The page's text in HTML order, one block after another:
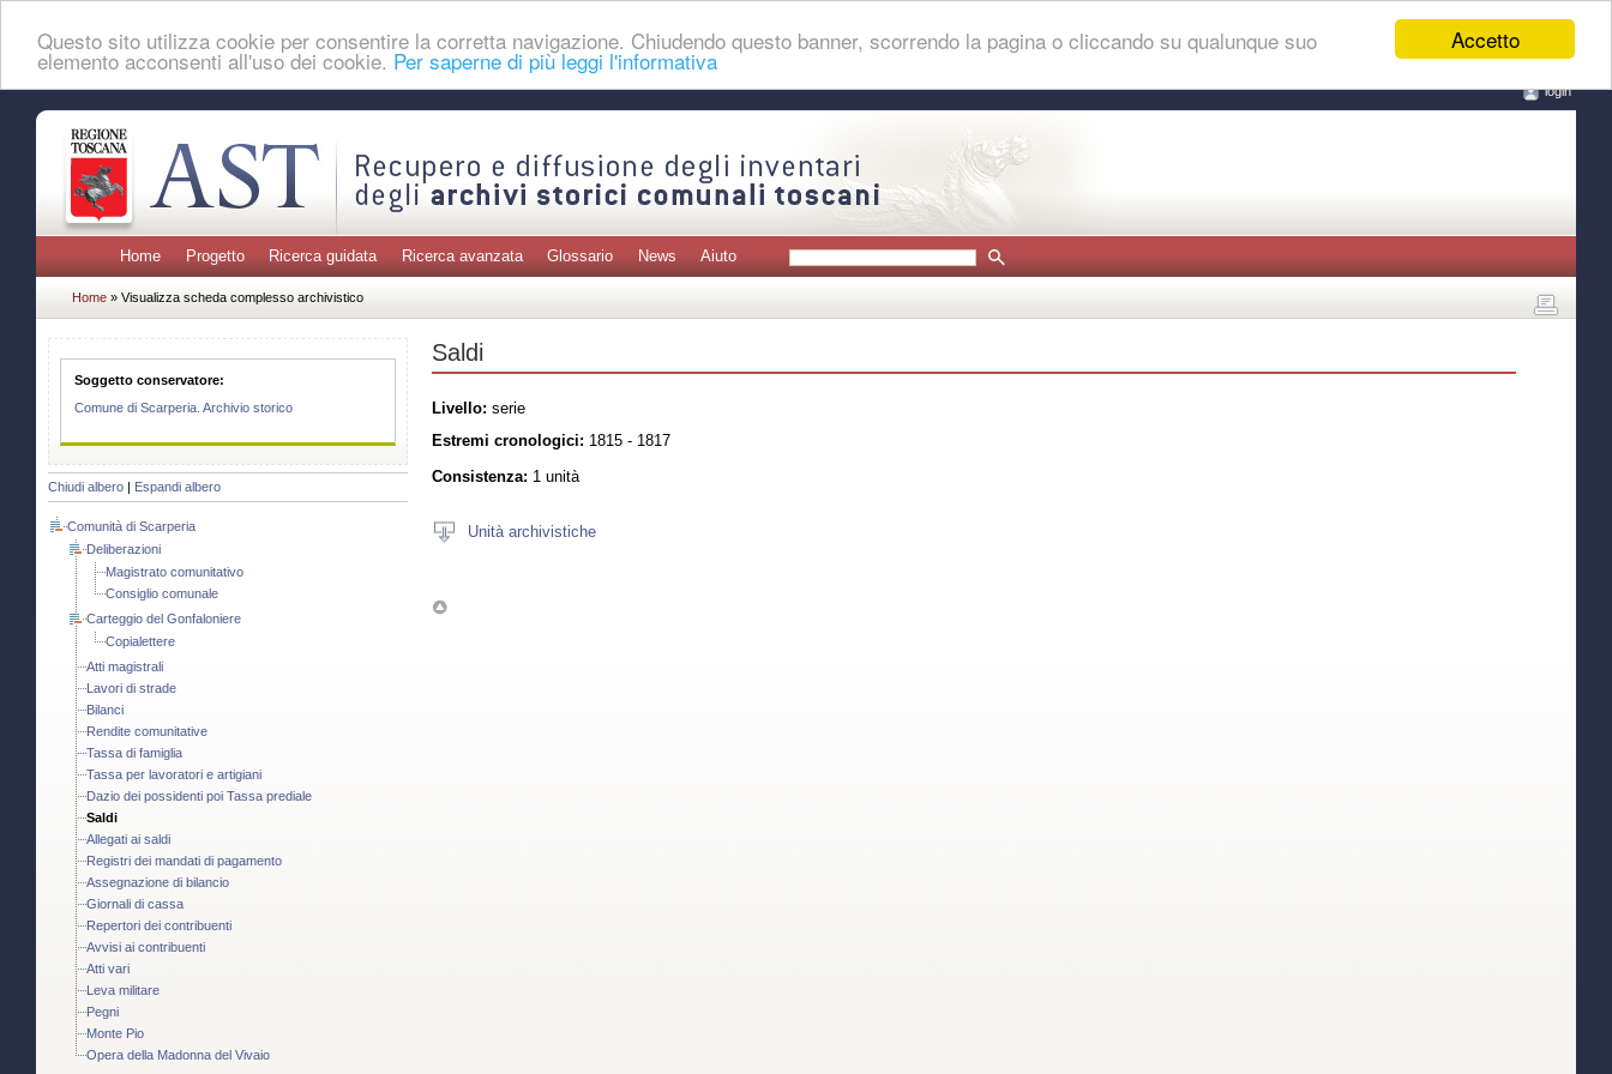
Accetto
Questo sito utilizza cookie per consentire la corretta navigazione. Chiudendo questo banner, scorrendo la pagina o cliccando su qualunque suo
elemento acconsenti all'uso dei cookie. Per saperne di più leggi l'informativa
login
Home Progetto Ricerca guidata Ricerca avanzata Glossario News Aiuto
Home » Visualizza scheda complesso archivistico
Soggetto conservatore:
Comune di Scarperia. Archivio storico
Chiudi albero Espandi albero
Comunità di Scarperia
Deliberazioni
Magistrato comunitativo
Consiglio comunale
Carteggio del Gonfaloniere
Copialettere
Atti magistrali
Lavori di strade
Bilanci
Rendite comunitative
Tassa di famiglia
Tassa per lavoratori e artigiani
Dazio dei possidenti poi Tassa prediale
Saldi
Allegati ai saldi
Registri dei mandati di pagamento
Assegnazione di bilancio
Giornali di cassa
Repertori dei contribuenti
Avvisi ai contribuenti
Atti vari
Leva militare
Pegni
Monte Pio
Opera della Madonna del Vivaio
Saldi
Livello: serie
Estremi cronologici: 1815 - 1817
Consistenza: 1 unità
Unità archivistiche